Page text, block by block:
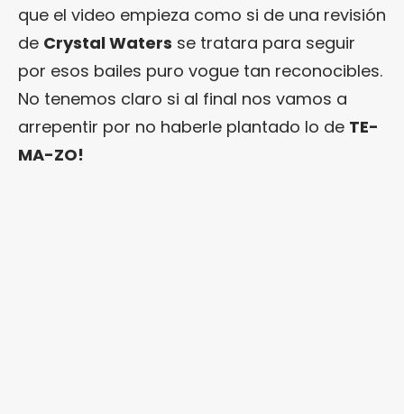
que el video empieza como si de una revisión
de Crystal Waters se tratara para seguir
por esos bailes puro vogue tan reconocibles.
No tenemos claro si al final nos vamos a
arrepentir por no haberle plantado lo de TE-
MA-ZO!